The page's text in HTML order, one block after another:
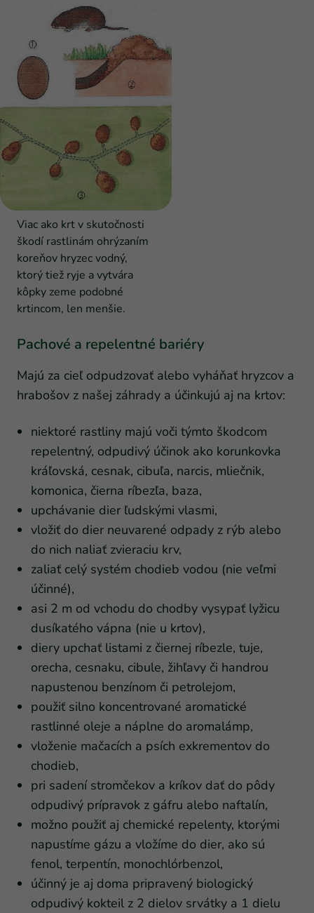
Viac ako krt v skutočnosti
škodí rastlinám ohrýzaním
koreňov hryzec vodný,
ktorý tiež ryje a vytvára
kôpky zeme podobné
krtincom, len menšie.
Pachové a repelentné bariéry
Majú za cieľ odpudzovať alebo vyháňať hryzcov a
hrabošov z našej záhrady a účinkujú aj na krtov:
niektoré rastliny majú voči týmto škodcom
repelentný, odpudivý účinok ako korunkovka
kráľovská, cesnak, cibuľa, narcis, mliečnik,
komonica, čierna ríbezľa, baza,
upchávanie dier ľudskými vlasmi,
vložiť do dier neuvarené odpady z rýb alebo
do nich naliať zvieraciu krv,
zaliať celý systém chodieb vodou (nie veľmi
účinné),
asi 2 m od vchodu do chodby vysypať lyžicu
dusíkatého vápna (nie u krtov),
diery upchať listami z čiernej ríbezle, tuje,
orecha, cesnaku, cibule, žihľavy či handrou
napustenou benzínom či petrolejom,
použiť silno koncentrované aromatické
rastlinné oleje a náplne do aromalámp,
vloženie mačacích a psích exkrementov do
chodieb,
pri sadení stromčekov a kríkov dať do pôdy
odpudivý prípravok z gáfru alebo naftalín,
možno použiť aj chemické repelenty, ktorými
napustíme gázu a vložíme do dier, ako sú
fenol, terpentín, monochlórbenzol,
účinný je aj doma pripravený biologický
odpudivý kokteil z 2 dielov srvátky a 1 dielu